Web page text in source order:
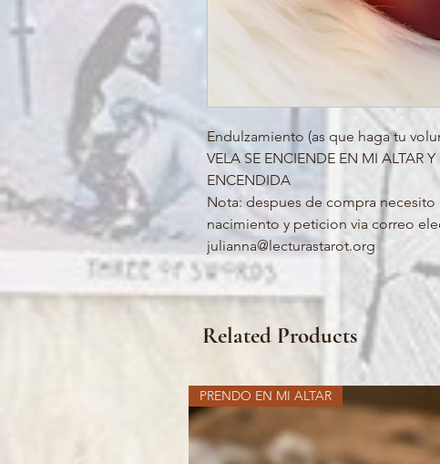
Endulzamiento (as que haga tu
VELA SE ENCIENDE EN MI ALTAR
ENCENDIDA
Nota: despues de compra
nacimiento y peticion via correo
julianna@lecturastarot.org
Related Products
PRENDO EN MI ALTAR